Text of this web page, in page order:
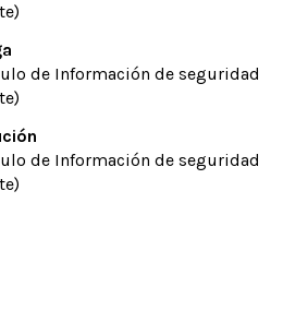
de Información de seguridad
de Información de seguridad